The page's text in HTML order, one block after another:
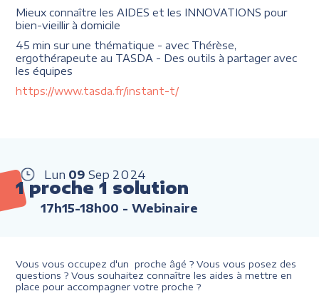
Mieux connaître les AIDES et les INNOVATIONS pour
bien-vieillir à domicile
45 min sur une thématique - avec Thérèse,
ergothérapeute au TASDA - Des outils à partager avec
les équipes
https://www.tasda.fr/instant-t/
Lun 09 Sep 2024
1 proche 1 solution
17h15-18h00 - Webinaire
Vous vous occupez d'un proche âgé ? Vous vous posez des
questions ? Vous souhaitez connaître les aides à mettre en
place pour accompagner votre proche ?